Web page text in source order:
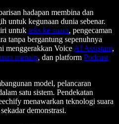
hadapan membina dan
untuk kegunaan dunia sebenar.
untuk teks ke suara, pengecaman
tanpa bergantung sepenuhnya
menggerakkan Voice AI Assistant,
menaip, dan platform Podcast
model, pelancaran
satu sistem. Pendekatan
menawarkan teknologi suara
demonstrasi.